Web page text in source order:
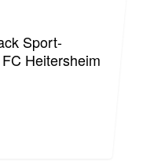
Sport-
Heitersheim